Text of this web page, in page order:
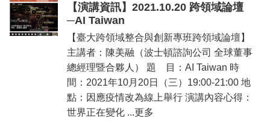
【演講資訊】2021.10.20 跨領域論壇
─AI Taiwan
【臺大跨領域整合與創新專班跨領域論壇】
主講者：陳美融（波士頓諮詢公司 全球董事
總經理暨合夥人） 題 目：AI Taiwan 時
間：2021年10月20日（三）19:00-21:00 地
點：因應疫情改為線上舉行 演講內容心得：
世界正在變化 ...更多